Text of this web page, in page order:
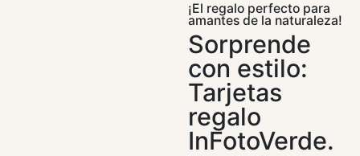
¡El regalo perfecto para
amantes de la naturaleza!
Sorprende
con estilo:
Tarjetas
regalo
InFotoVerde.